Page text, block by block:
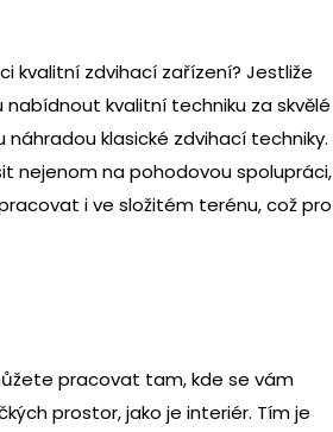
kvalitní zdvihací zařízení? Jestliže
kvalitní techniku za skvělé
náhradou klasické zdvihací techniky.
nejenom na pohodovou spolupráci,
i ve složitém terénu, což pro
pracovat tam, kde se vám
prostor, jako je interiér. Tím je